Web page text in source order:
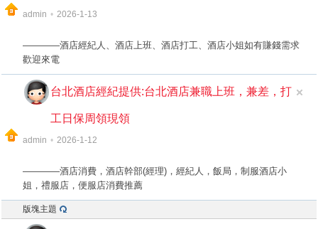
admin • 2026-1-13
————酒店經紀人、酒店上班、酒店打工、酒店小姐如有賺錢需求
歡迎來電
台北酒店經紀提供:台北酒店兼職上班，兼差，打
工日保周領現領
admin • 2026-1-12
————酒店消費，酒店幹部(經理)，經紀人，飯局，制服酒店小
姐，禮服店，便服店消費推薦
版塊主題